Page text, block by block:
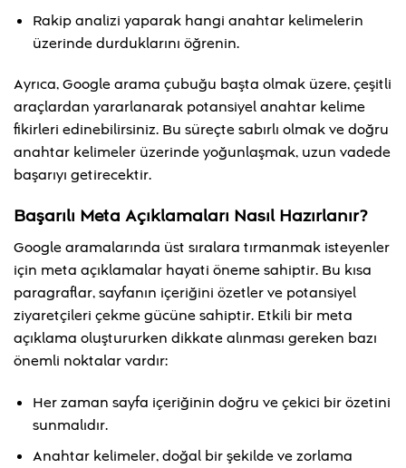
Rakip analizi yaparak hangi anahtar kelimelerin
üzerinde durduklarını öğrenin.
Ayrıca, Google arama çubuğu başta olmak üzere, çeşitli
araçlardan yararlanarak potansiyel anahtar kelime
fikirleri edinebilirsiniz. Bu süreçte sabırlı olmak ve doğru
anahtar kelimeler üzerinde yoğunlaşmak, uzun vadede
başarıyı getirecektir.
Başarılı Meta Açıklamaları Nasıl Hazırlanır?
Google aramalarında üst sıralara tırmanmak isteyenler
için meta açıklamalar hayati öneme sahiptir. Bu kısa
paragraflar, sayfanın içeriğini özetler ve potansiyel
ziyaretçileri çekme gücüne sahiptir. Etkili bir meta
açıklama oluştururken dikkate alınması gereken bazı
önemli noktalar vardır:
Her zaman sayfa içeriğinin doğru ve çekici bir özetini
sunmalıdır.
Anahtar kelimeler, doğal bir şekilde ve zorlama